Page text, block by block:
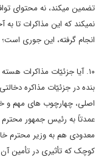
تضمین میکند، نه محتوای
نمیکند که این مذاکرات تا به
انجام گرفته، این جوری است؛
۱۰. آیا جزئیّات مذاکرات هسته ای تحت نظر رهبری است؟
بنده در جزئیّات مذاکره
اصلی، چهارچوب های مهم و
عمدتاً به رئیس جمهور محترم
معدودی هم به وزیر محترم
کوچک که تأثیری در تأمین